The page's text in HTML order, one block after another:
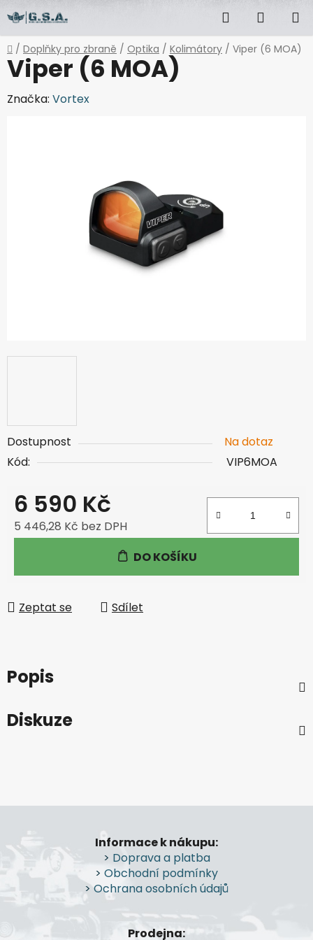
na
obsah
Hledat
KOŠÍK
Domů
/ Doplňky pro zbraně / Optika / Kolimátory / Viper (6 MOA)
Dostupnost
Na dotaz
Kód:
VIP6MOA
6 590 Kč
5 446,28 Kč bez DPH
DO KOŠÍKU
Zeptat se Sdílet
Viper (6 MOA)
Značka: Vortex
Popis
Diskuze
Z
p
a
Informace k nákupu:
> Doprava a platba
> Obchodní podmínky
> Ochrana osobních údajů
Prodejna: